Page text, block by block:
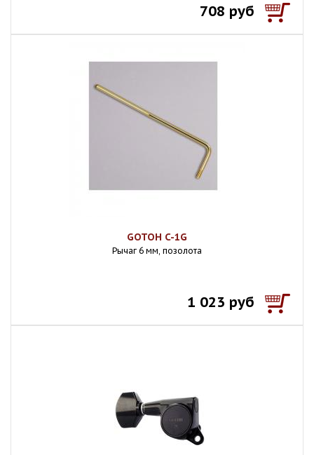
708 руб
GOTOH C-1G
Рычаг 6 мм, позолота
1 023 руб